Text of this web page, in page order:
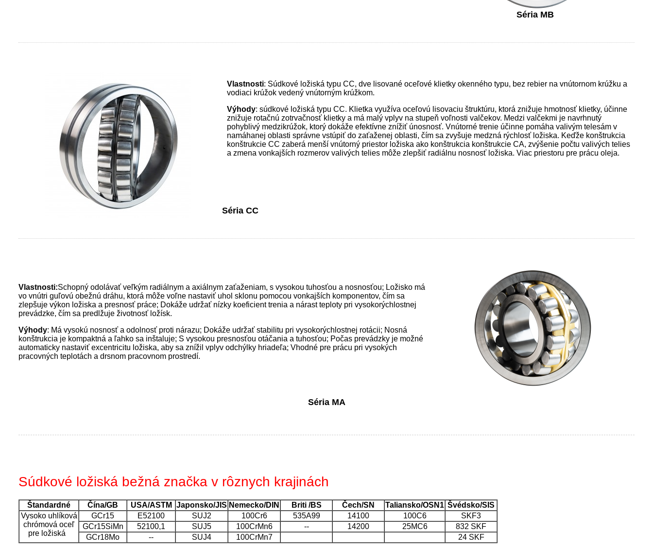
Séria MB
Vlastnosti: Súdkové ložiská typu CC, dve lisované oceľové klietky okenného typu, bez rebier na vnútornom krúžku a
vodiaci krúžok vedený vnútorným krúžkom.
Výhody: súdkové ložiská typu CC. Klietka využíva oceľovú lisovaciu štruktúru, ktorá znižuje hmotnosť klietky, účinne
znižuje rotačnú zotrvačnosť klietky a má malý vplyv na stupeň voľnosti valčekov. Medzi valčekmi je navrhnutý
pohyblivý medzikrúžok, ktorý dokáže efektívne znížiť únosnosť. Vnútorné trenie účinne pomáha valivým telesám v
namáhanej oblasti správne vstúpiť do zaťaženej oblasti, čím sa zvyšuje medzná rýchlosť ložiska. Keďže konštrukcia
konštrukcie CC zaberá menší vnútorný priestor ložiska ako konštrukcia konštrukcie CA, zvýšenie počtu valivých telies
a zmena vonkajších rozmerov valivých telies môže zlepšiť radiálnu nosnosť ložiska. Viac priestoru pre prácu oleja.
Séria CC
Vlastnosti:Schopný odolávať veľkým radiálnym a axiálnym zaťaženiam, s vysokou tuhosťou a nosnosťou; Ložisko má
vo vnútri guľovú obežnú dráhu, ktorá môže voľne nastaviť uhol sklonu pomocou vonkajších komponentov, čím sa
zlepšuje výkon ložiska a presnosť práce; Dokáže udržať nízky koeficient trenia a nárast teploty pri vysokorýchlostnej
prevádzke, čím sa predlžuje životnosť ložísk.
Výhody: Má vysokú nosnosť a odolnosť proti nárazu; Dokáže udržať stabilitu pri vysokorýchlostnej rotácii; Nosná
konštrukcia je kompaktná a ľahko sa inštaluje; S vysokou presnosťou otáčania a tuhosťou; Počas prevádzky je možné
automaticky nastaviť excentricitu ložiska, aby sa znížil vplyv odchýlky hriadeľa; Vhodné pre prácu pri vysokých
pracovných teplotách a drsnom pracovnom prostredí.
Séria MA
Súdkové ložiská bežná značka v rôznych krajinách
Štandardné Čína/GB USA/ASTM Japonsko/JIS Nemecko/DIN Briti /BS Čech/SN Taliansko/OSN1 Švédsko/SIS
Vysoko uhlíková
chrómová oceľ
pre ložiská
GCr15 E52100 SUJ2 100Cr6 535A99 14100 100C6
SKF3
GCr15SiMn
52100,1 SUJ5 100CrMn6 -- 14200 25MC6
832 SKF
GCr18Mo
-- SUJ4 100CrMn7 24 SKF